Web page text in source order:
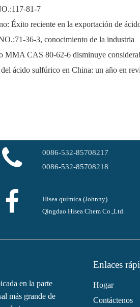
81-7
36-3, conocimiento de la industria
MMA CAS 80-62-6 disminuye
ácido sulfúrico en China: un año en
0086-532-85708217
0086-532-85708218
Hisea química (Johnny)
Qingdao Hisea Chem Co.,Ltd.
en la parte
más grande de
Enlaces
Hogar
Contáctenos